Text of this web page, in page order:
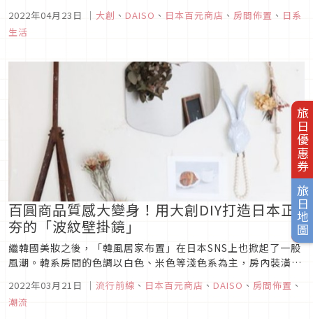
旅日優惠券
旅日地圖
然一新的感覺。
2022年04月23日 ｜ 大創 、 DAISO 、 日本百元商店 、 房間佈置 、 日系
生活
百圓商品質感大變身！用大創DIY打造日本正
夯的「波紋壁掛鏡」
繼韓國美妝之後，「韓風居家布置」在日本SNS上也掀起了一股
風潮。韓系房間的色調以白色、米色等淺色系為主，房內裝潢則
大改造，製作出最近風靡日本的「韓系波紋壁掛鏡」。想知道波
紋鏡的製作方法及布置方法，就趕快看下去吧！
2022年03月21日 ｜ 流行前線 、 日本百元商店 、 DAISO 、 房間佈置 、
潮流